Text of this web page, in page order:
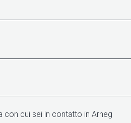
con cui sei in contatto in Arneg